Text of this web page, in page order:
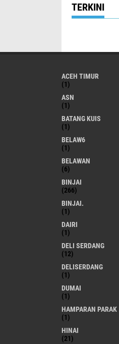
TERKINI
ACEH TIMUR
(1)
ASN
(1)
BATANG KUIS
(1)
BELAW6
(1)
BELAWAN
(6)
BINJAI
(266)
BINJAI.
(1)
DAIRI
(1)
DELI SERDANG
(12)
DELISERDANG
(1)
DUMAI
(1)
HAMPARAN PARAK
(1)
HINAI
(21)